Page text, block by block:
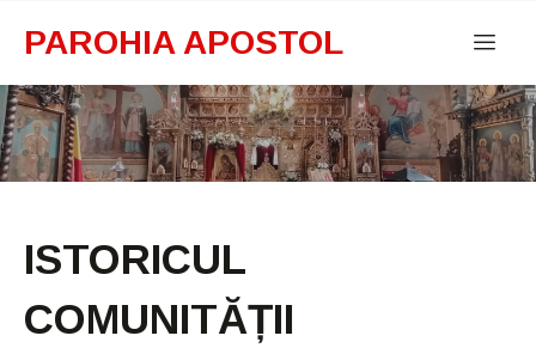
PAROHIA APOSTOL
ISTORICUL
COMUNITĂȚII